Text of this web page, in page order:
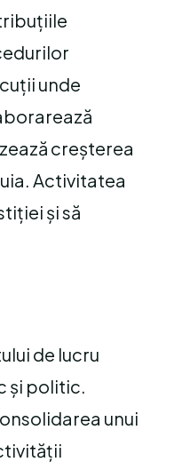
unde
creșterea
Activitatea
și să
de lucru
și politic.
unui